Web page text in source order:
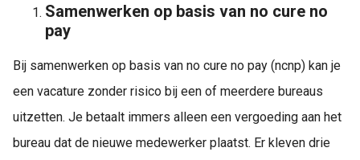
Samenwerken op basis van no cure no
pay
Bij samenwerken op basis van no cure no pay (ncnp) kan je
een vacature zonder risico bij een of meerdere bureaus
uitzetten. Je betaalt immers alleen een vergoeding aan het
bureau dat de nieuwe medewerker plaatst. Er kleven drie